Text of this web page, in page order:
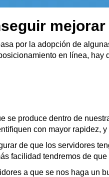
por la adopción de
en línea,
se produce dentro de
con mayor rapidez,
de que los servidores
facilidad tendremos de
a que se nos haga un